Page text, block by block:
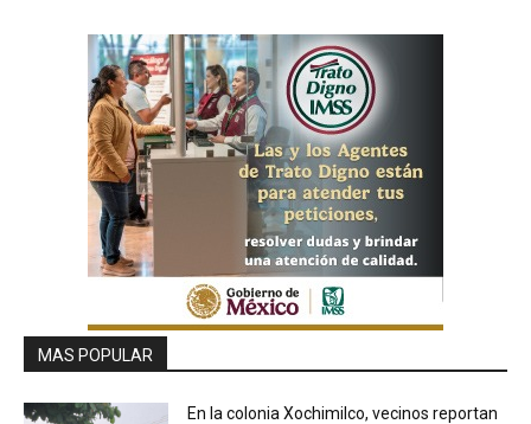
MAS POPULAR
En la colonia Xochimilco, vecinos reportan